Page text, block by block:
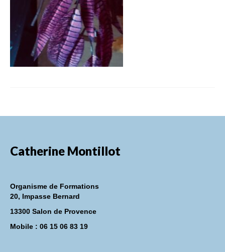
CONTACT
Catherine Montillot
Organisme de Formations
20, Impasse Bernard
13300 Salon de Provence
Mobile : 06 15 06 83 19